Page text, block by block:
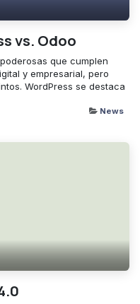
vs. Odoo
que cumplen
y empresarial, pero
WordPress se destaca
News